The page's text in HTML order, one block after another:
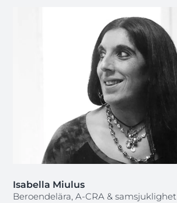
Isabella Miulus
Beroendelära, A-CRA & samsjuklighet